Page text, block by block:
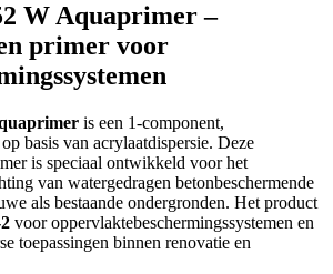
W Aquaprimer –
primer voor
is een 1-component,
basis van acrylaatdispersie. Deze
is speciaal ontwikkeld voor het
van watergedragen betonbeschermende
als bestaande ondergronden. Het product
voor oppervlaktebeschermingssystemen en
toepassingen binnen renovatie en